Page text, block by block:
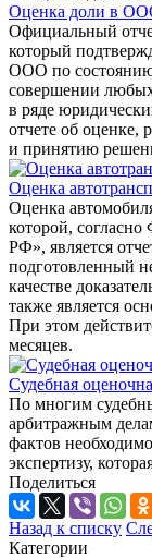
Оценка доли в
Официальный
который
ООО по состоянию
совершении
в ряде
отчете об оценке,
и принятию
Оценка
Оценка
которой,
РФ», является
подготовленный
качестве
также является
При этом
месяцев.
Судебная
По многим
арбитражным
фактов
экспертизу,
Поделиться
Назад к списку
Категории